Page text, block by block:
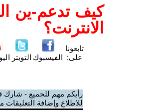
كيف تدعم-ين
الانترنت؟
تابعونا
على: الفيسبوك التويتر
رأيكم مهم للجميع - شارك
للاطلاع وإضافة